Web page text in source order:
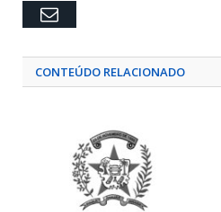
Email
CONTEÚDO RELACIONADO